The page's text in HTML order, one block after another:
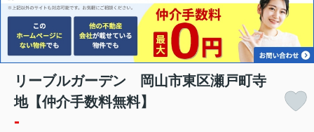
リーブルガーデン 岡山市東区瀬戸町寺
地【仲介手数料無料】
-